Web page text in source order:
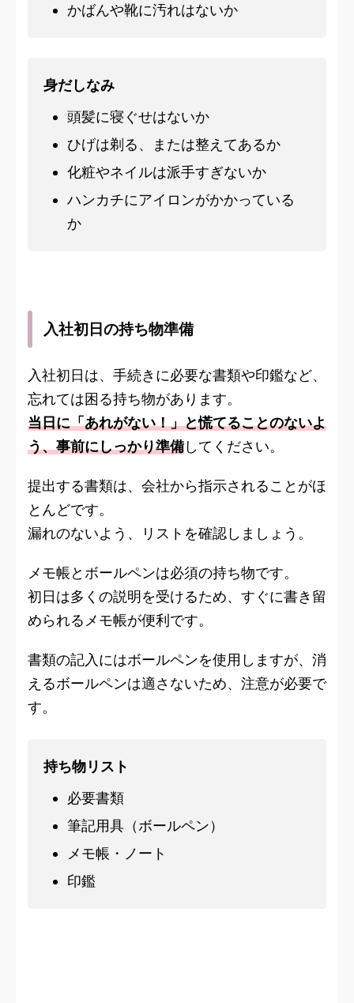
かばんや靴に汚れはないか
身だしなみ
頭髪に寝ぐせはないか
ひげは剃る、または整えてあるか
化粧やネイルは派手すぎないか
ハンカチにアイロンがかかっている
か
入社初日の持ち物準備
入社初日は、手続きに必要な書類や印鑑など、
忘れては困る持ち物があります。
当日に「あれがない！」と慌てることのないよ
う、事前にしっかり準備してください。
提出する書類は、会社から指示されることがほ
とんどです。
漏れのないよう、リストを確認しましょう。
メモ帳とボールペンは必須の持ち物です。
初日は多くの説明を受けるため、すぐに書き留
められるメモ帳が便利です。
書類の記入にはボールペンを使用しますが、消
えるボールペンは適さないため、注意が必要で
す。
持ち物リスト
必要書類
筆記用具（ボールペン）
メモ帳・ノート
印鑑